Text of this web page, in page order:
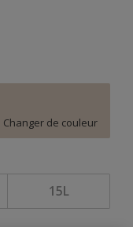
Changer de couleur
15L